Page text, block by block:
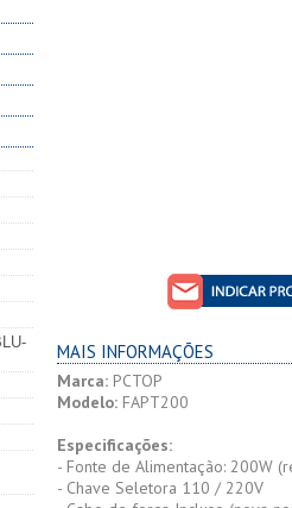
MAIS INFORMAÇÕES
Marca: PCTOP
Modelo: FAPT200
Especificações:
- Fonte de Alimentação: 200W
- Chave Seletora 110 / 220V